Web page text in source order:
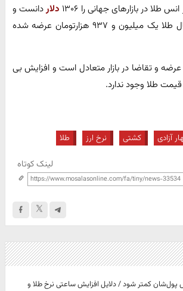
در بازارهای جهانی را ۱۳۰۶
دلار دانست و
گفت: امروز هر مثقال طلا یک میلیون و ۹۳۷ هزارتومان عرضه شده
و تقاضا در بازار متعادل است و افزایش بی
طلا وجود ندارد.
آزادی کشتی نرخ ارز طلا
لینک کوتاه
پول‌شان کمتر شود / دلایل افزایش ساعتی نرخ طلا و